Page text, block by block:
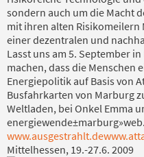
sondern auch um die Macht
mit ihren alten
einer dezentralen und
Lasst uns am 5. September
machen, dass die Menschen
Energiepolitik auf Basis von
Busfahrkarten von Marburg
Weltladen, bei Onkel Emma
www.ausgestrahlt.de
Mittelhessen, 19.-27.6. 2009